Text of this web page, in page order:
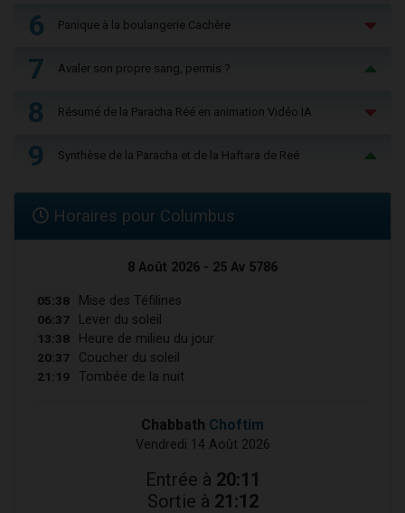
6 Panique à la boulangerie Cachère
7 Avaler son propre sang, permis ?
8 Résumé de la Paracha Réé en animation Vidéo IA
9 Synthèse de la Paracha et de la Haftara de Reé
Horaires pour Columbus
8 Août 2026 - 25 Av 5786
05:38 Mise des Téfilines
06:37 Lever du soleil
13:38 Heure de milieu du jour
20:37 Coucher du soleil
21:19 Tombée de la nuit
Chabbath Choftim
Vendredi 14 Août 2026
Entrée à 20:11
Sortie à 21:12